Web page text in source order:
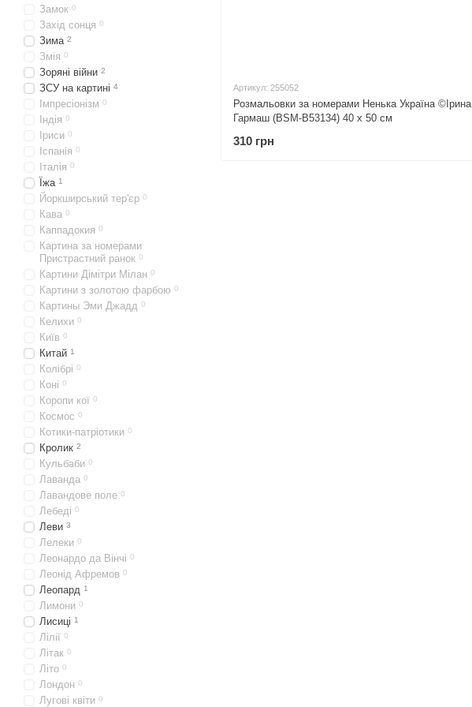
Артикул: 255052
Розмальовки за номерами Ненька Україна ©Ірина
Гармаш (BSM-B53134) 40 х 50 см
310 грн
Замок 0
Захід сонця 0
Зима 2
Змія 0
Зоряні війни 2
ЗСУ на картині 4
Імпресіонізм 0
Індія 0
Іриси 0
Іспанія 0
Італія 0
Їжа 1
Йоркширський тер'єр 0
Кава 0
Каппадокия 0
Картина за номерами
Пристрастний ранок 0
Картини Дімітри Мілан 0
Картини з золотою фарбою 0
Картины Эми Джадд 0
Келихи 0
Київ 0
Китай 1
Колібрі 0
Коні 0
Коропи кої 0
Космос 0
Котики-патріотики 0
Кролик 2
Кульбаби 0
Лаванда 0
Лавандове поле 0
Лебеді 0
Леви 3
Лелеки 0
Леонардо да Вінчі 0
Леонід Афремов 0
Леопард 1
Лимони 0
Лисиці 1
Лілії 0
Літак 0
Літо 0
Лондон 0
Лугові квіти 0